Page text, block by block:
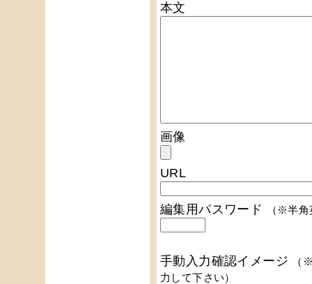
本文
画像
URL
編集用パスワード （※半
手動入力確認イメージ
（
力して下さい）